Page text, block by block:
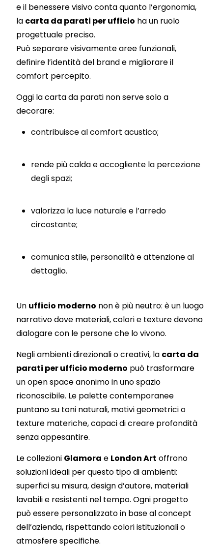
e il benessere visivo conta quanto l’ergonomia,
la carta da parati per ufficio ha un ruolo
progettuale preciso.
Può separare visivamente aree funzionali,
definire l’identità del brand e migliorare il
comfort percepito.
Oggi la carta da parati non serve solo a
decorare:
contribuisce al comfort acustico;
rende più calda e accogliente la percezione
degli spazi;
valorizza la luce naturale e l’arredo
circostante;
comunica stile, personalità e attenzione al
dettaglio.
Un ufficio moderno non è più neutro: è un luogo
narrativo dove materiali, colori e texture devono
dialogare con le persone che lo vivono.
Negli ambienti direzionali o creativi, la carta da
parati per ufficio moderno può trasformare
un open space anonimo in uno spazio
riconoscibile. Le palette contemporanee
puntano su toni naturali, motivi geometrici o
texture materiche, capaci di creare profondità
senza appesantire.
Le collezioni Glamora e London Art offrono
soluzioni ideali per questo tipo di ambienti:
superfici su misura, design d’autore, materiali
lavabili e resistenti nel tempo. Ogni progetto
può essere personalizzato in base al concept
dell’azienda, rispettando colori istituzionali o
atmosfere specifiche.